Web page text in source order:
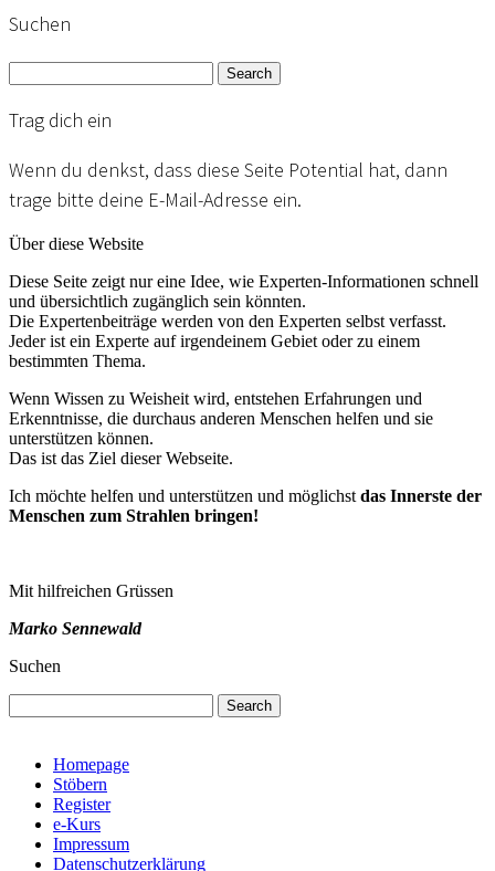
Suchen
Search
Trag dich ein
Wenn du denkst, dass diese Seite Potential hat, dann
trage bitte deine E-Mail-Adresse ein.
Über diese Website
Diese Seite zeigt nur eine Idee, wie Experten-Informationen schnell
und übersichtlich zugänglich sein könnten.
Die Expertenbeiträge werden von den Experten selbst verfasst.
Jeder ist ein Experte auf irgendeinem Gebiet oder zu einem
bestimmten Thema.
Wenn Wissen zu Weisheit wird, entstehen Erfahrungen und
Erkenntnisse, die durchaus anderen Menschen helfen und sie
unterstützen können.
Das ist das Ziel dieser Webseite.
Ich möchte helfen und unterstützen und möglichst das Innerste der
Menschen zum Strahlen bringen!
Mit hilfreichen Grüssen
Marko Sennewald
Suchen
Search
Homepage
Stöbern
Register
e-Kurs
Impressum
Datenschutzerklärung